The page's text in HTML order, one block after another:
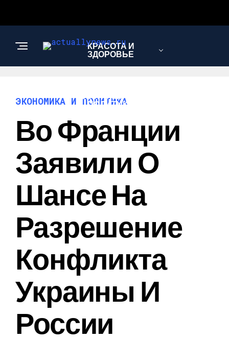
КРАСОТА И
ЗДОРОВЬЕ
ЭКОНОМИКА И
ПОЛИТИКА
ЭКОНОМИКА И ПОЛИТИКА
Во Франции
Заявили О
Шансе На
Разрешение
Конфликта
Украины И
России